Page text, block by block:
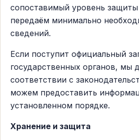
сопоставимый уровень
передаём минимально
сведений.
Если поступит официальный
государственных органов, мы
соответствии с
можем предоставить
установленном порядке.
Хранение и защита